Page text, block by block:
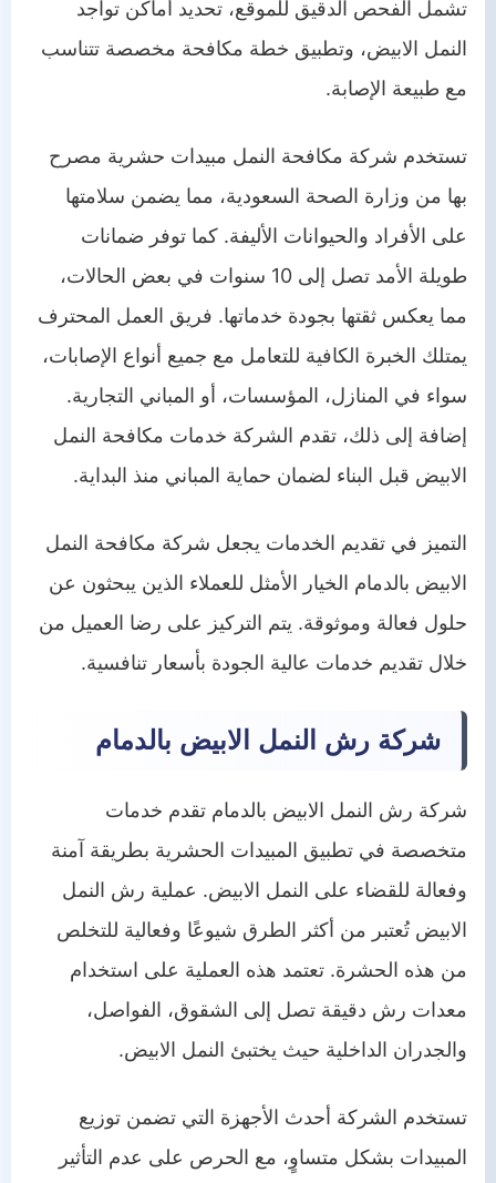
تشمل الفحص الدقيق للموقع، تحديد أماكن تواجد
النمل الابيض، وتطبيق خطة مكافحة مخصصة تتناسب
مع طبيعة الإصابة.
تستخدم شركة مكافحة النمل مبيدات حشرية مصرح
بها من وزارة الصحة السعودية، مما يضمن سلامتها
على الأفراد والحيوانات الأليفة. كما توفر ضمانات
طويلة الأمد تصل إلى 10 سنوات في بعض الحالات،
مما يعكس ثقتها بجودة خدماتها. فريق العمل المحترف
يمتلك الخبرة الكافية للتعامل مع جميع أنواع الإصابات،
سواء في المنازل، المؤسسات، أو المباني التجارية.
إضافة إلى ذلك، تقدم الشركة خدمات مكافحة النمل
الابيض قبل البناء لضمان حماية المباني منذ البداية.
التميز في تقديم الخدمات يجعل شركة مكافحة النمل
الابيض بالدمام الخيار الأمثل للعملاء الذين يبحثون عن
حلول فعالة وموثوقة. يتم التركيز على رضا العميل من
خلال تقديم خدمات عالية الجودة بأسعار تنافسية.
شركة رش النمل الابيض بالدمام
شركة رش النمل الابيض بالدمام تقدم خدمات
متخصصة في تطبيق المبيدات الحشرية بطريقة آمنة
وفعالة للقضاء على النمل الابيض. عملية رش النمل
الابيض تُعتبر من أكثر الطرق شيوعًا وفعالية للتخلص
من هذه الحشرة. تعتمد هذه العملية على استخدام
معدات رش دقيقة تصل إلى الشقوق، الفواصل،
والجدران الداخلية حيث يختبئ النمل الابيض.
تستخدم الشركة أحدث الأجهزة التي تضمن توزيع
المبيدات بشكل متساوٍ، مع الحرص على عدم التأثير